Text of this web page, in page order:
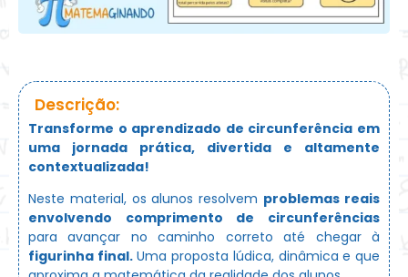
Descrição:
Transforme o aprendizado de circunferência em
uma jornada prática, divertida e altamente
contextualizada!
Neste material, os alunos resolvem problemas reais
envolvendo comprimento de circunferências
para avançar no caminho correto até chegar à
figurinha final.Uma proposta lúdica, dinâmica e que